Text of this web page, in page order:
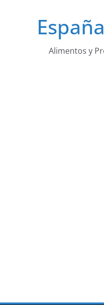
Alimentos y